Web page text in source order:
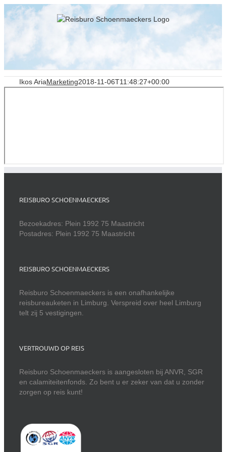
Skip
to
Ikos AriaMarketing2018-11-06T11:48:27+00:00
REISBURO SCHOENMAECKERS
Bezoekadres: Plein 1992 75 Maastricht
Postadres: Plein 1992 75 Maastricht
REISBURO SCHOENMAECKERS
Reisburo Schoenmaeckers is een onafhankelijke
reisbureauketen in Limburg. Verspreid over heel Limburg
telt zij 5 vestigingen.
VERTROUWD OP REIS
Reisburo Schoenmaeckers is aangesloten bij ANVR, SGR
en calamiteitenfonds. Zo bent u er zeker van dat u zonder
zorgen op reis kunt!